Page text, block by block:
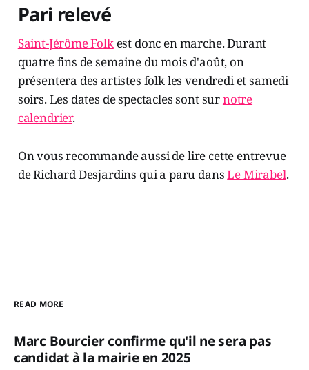
Pari relevé
Saint-Jérôme Folkest donc en marche. Durant
quatre fins de semaine du mois d'août, on
présentera des artistes folk les vendredi et samedi
soirs. Les dates de spectacles sont surnotre
calendrier.
On vous recommande aussi de lire cette entrevue
de Richard Desjardins qui a paru dansLe Mirabel.
READ MORE
Marc Bourcier confirme qu'il ne sera pas
candidat à la mairie en 2025